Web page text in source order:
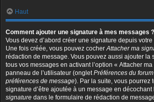
Haut
Comment ajouter une signature à mes messages ?
Vous devez d’abord créer une signature depuis
Une fois créée, vous pouvez cocherAttacher ma
rédaction de message. Vous pouvez aussi ajouter la
tous vos messages en activant l’option « Attacher
panneau de l’utilisateur (ongletPréférences du
préférences de message). Par la suite, vous pourrez
signature d’être ajoutée à un message en
signature dans le formulaire de rédaction de